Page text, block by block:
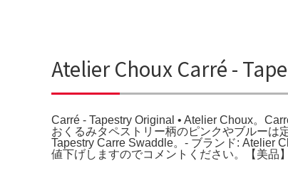
Atelier Choux Carré -
Carré - Tapestry Original • Atelier Choux。
おくるみタペストリー柄のピンクやブルーは
Tapestry Carre Swaddle。- ブランド: Atelier
値下げしますのでコメントください。【美品